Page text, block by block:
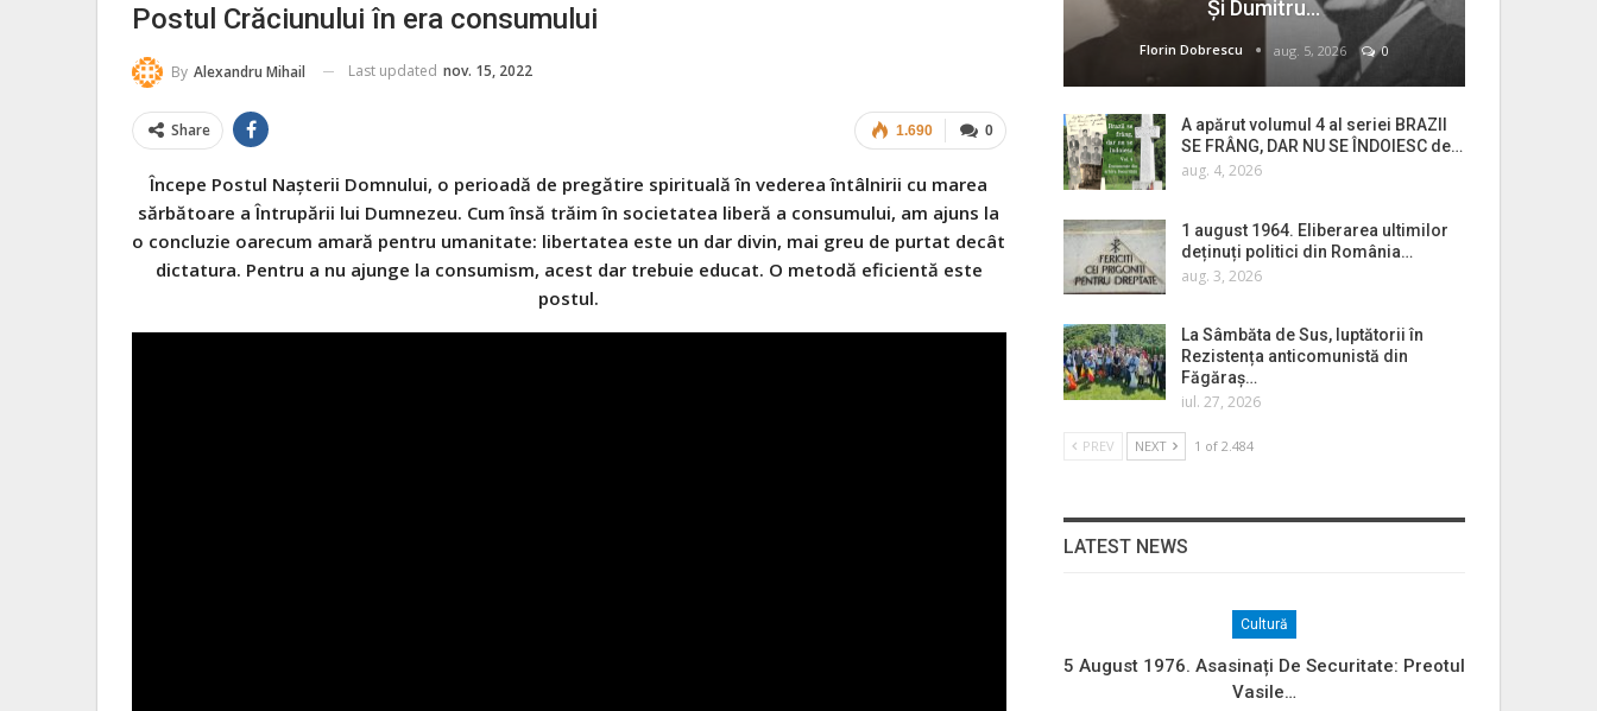
Postul Crăciunului în era consumului
By Alexandru Mihail Last updated nov. 15, 2022
0
1.690
Share
Începe Postul Naşterii Domnului, o perioadă de pregătire spirituală în vederea întâlnirii cu marea
sărbătoare a Întrupării lui Dumnezeu. Cum însă trăim în societatea liberă a consumului, am ajuns la
o concluzie oarecum amară pentru umanitate: libertatea este un dar divin, mai greu de purtat decât
dictatura. Pentru a nu ajunge la consumism, acest dar trebuie educat. O metodă eficientă este
postul.
Și Dumitru…
Florin Dobrescu aug. 5, 2026 0
A apărut volumul 4 al seriei BRAZII
SE FRÂNG, DAR NU SE ÎNDOIESC de…
aug. 4, 2026
1 august 1964. Eliberarea ultimilor
deținuți politici din România…
aug. 3, 2026
La Sâmbăta de Sus, luptătorii în
Rezistența anticomunistă din
Făgăraș…
iul. 27, 2026
PREV NEXT 1 of 2.484
LATEST NEWS
Cultură
5 August 1976. Asasinați De Securitate: Preotul
Vasile…